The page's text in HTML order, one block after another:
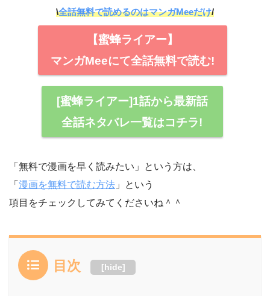
\全話無料で読めるのはマンガMeeだけ/
【蜜蜂ライアー】
マンガMeeにて全話無料で読む!
[蜜蜂ライアー]1話から最新話
全話ネタバレ一覧はコチラ!
「無料で漫画を早く読みたい」という方は、
「 漫画を無料で読む方法 」という
項目をチェックしてみてくださいね＾＾
目次 [hide]